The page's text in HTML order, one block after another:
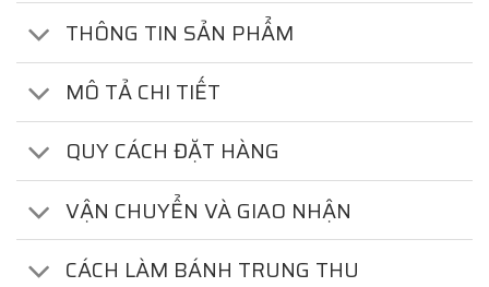
THÔNG TIN SẢN PHẨM
MÔ TẢ CHI TIẾT
QUY CÁCH ĐẶT HÀNG
VẬN CHUYỂN VÀ GIAO NHẬN
CÁCH LÀM BÁNH TRUNG THU